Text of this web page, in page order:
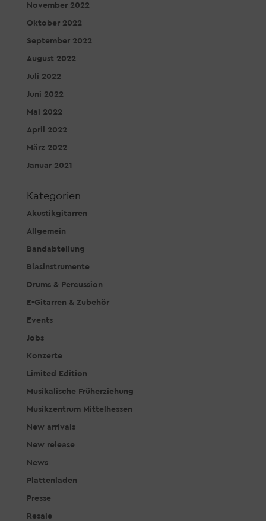
November 2022
Oktober 2022
September 2022
August 2022
Juli 2022
Juni 2022
Mai 2022
April 2022
März 2022
Januar 2021
Kategorien
Akustikgitarren
Allgemein
Bandabteilung
Blasinstrumente
Drums & Percussion
E-Gitarren & Zubehör
Events
Jobs
Konzerte
Limited Edition
Musikalische Früherziehung
Musikzentrum Mittelhessen
New arrivals
New release
News
Plattenladen
Presse
Resale